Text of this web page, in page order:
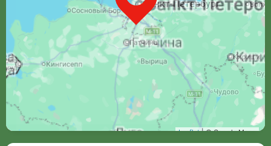
Leaflet| © Google Maps